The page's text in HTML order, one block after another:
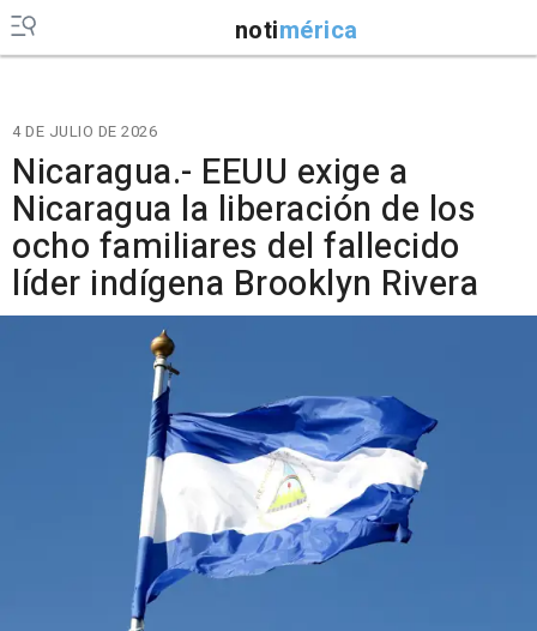
notimérica
4 DE JULIO DE 2026
Nicaragua.- EEUU exige a
Nicaragua la liberación de los
ocho familiares del fallecido
líder indígena Brooklyn Rivera